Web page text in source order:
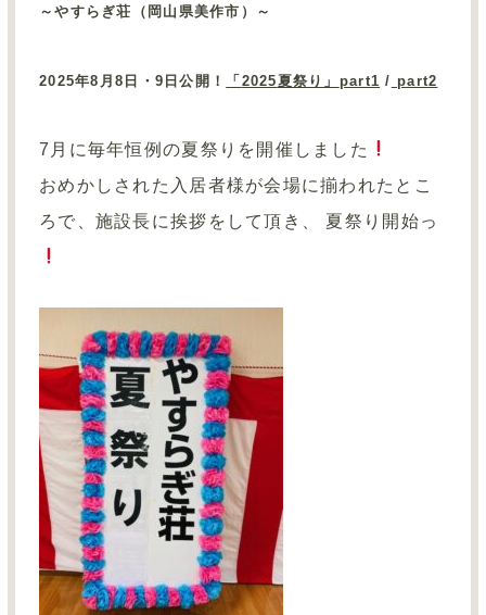
～やすらぎ荘（岡山県美作市）～
2025年8 月 8 日・ 9 日公開！ 「 2025夏祭り」 part1 / part2
7 月に毎年恒例の夏祭りを開催しました
おめかしされた入居者様が会場に揃われたとこ
ろで、施設長に挨拶をして頂き、 夏祭り開始っ